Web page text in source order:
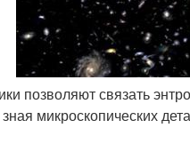
позволяют связать
микроскопических